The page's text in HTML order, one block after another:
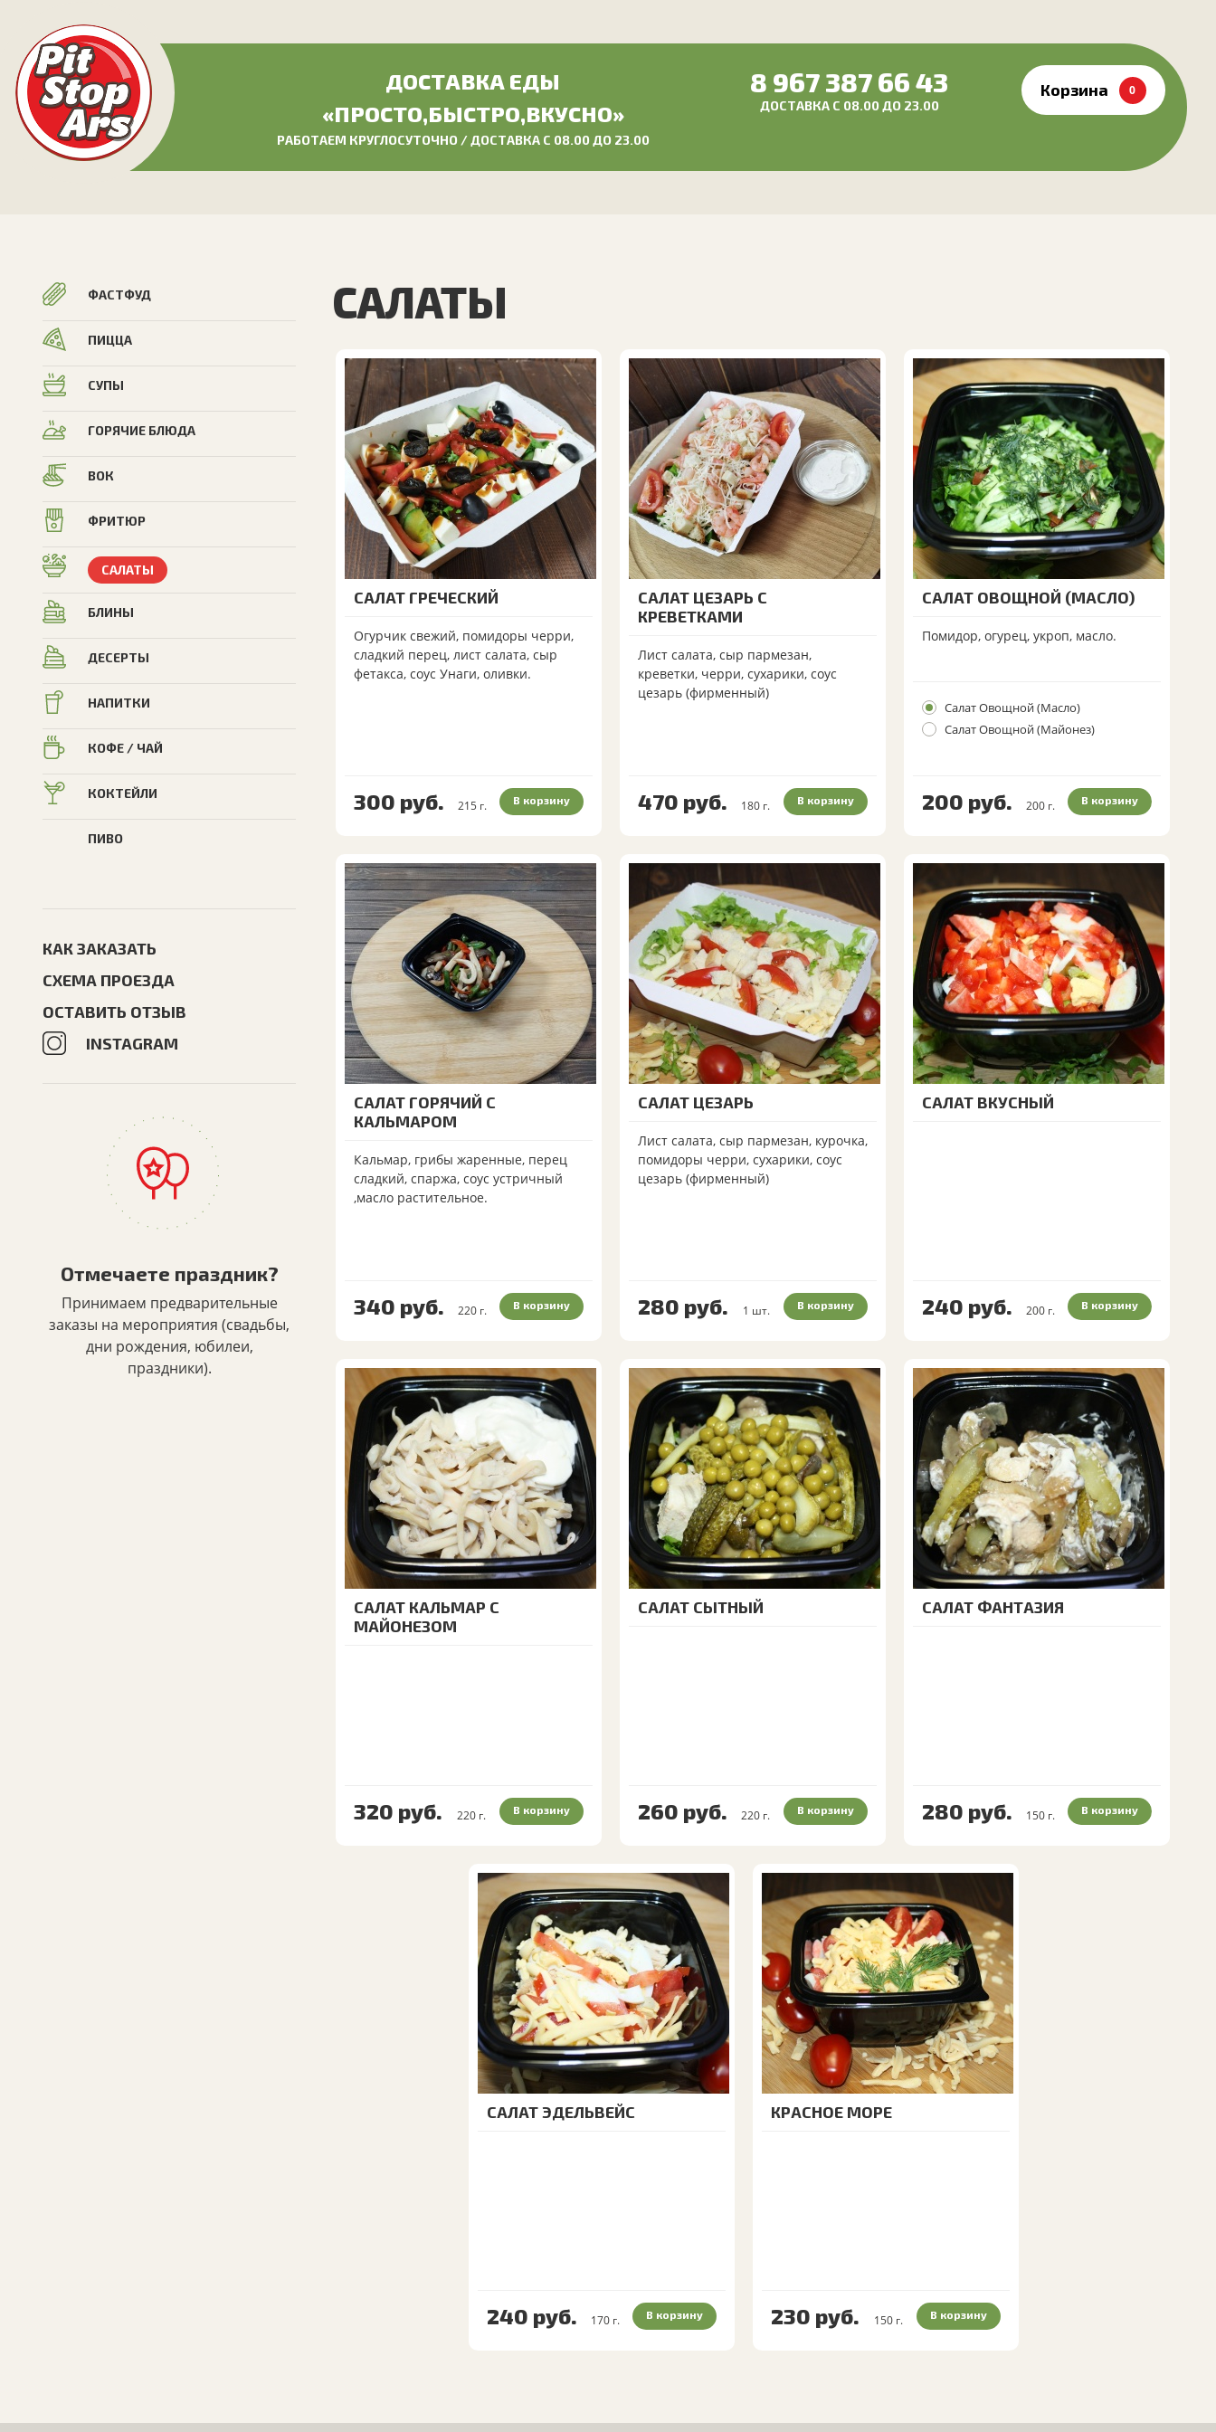
ДОСТАВКА ЕДЫ
«ПРОСТО,БЫСТРО,ВКУСНО»
РАБОТАЕМ КРУГЛОСУТОЧНО / ДОСТАВКА С 08.00 ДО 23.00
8 967 387 66 43
ДОСТАВКА С 08.00 ДО 23.00
Корзина 0
ФАСТФУД
ПИЦЦА
СУПЫ
ГОРЯЧИЕ БЛЮДА
ВОК
ФРИТЮР
САЛАТЫ
БЛИНЫ
ДЕСЕРТЫ
НАПИТКИ
КОФЕ / ЧАЙ
КОКТЕЙЛИ
ПИВО
КАК ЗАКАЗАТЬ
СХЕМА ПРОЕЗДА
ОСТАВИТЬ ОТЗЫВ
INSTAGRAM
Отмечаете праздник?
Принимаем предварительные
заказы на мероприятия (свадьбы,
дни рождения, юбилеи,
праздники).
САЛАТЫ
САЛАТ ГРЕЧЕСКИЙ
Огурчик свежий, помидоры черри,
сладкий перец, лист салата, сыр
фетакса, соус Унаги, оливки.
300 руб. 215 г. В корзину
САЛАТ ЦЕЗАРЬ С
КРЕВЕТКАМИ
Лист салата, сыр пармезан,
креветки, черри, сухарики, соус
цезарь (фирменный)
470 руб. 180 г. В корзину
САЛАТ ОВОЩНОЙ (МАСЛО)
Помидор, огурец, укроп, масло.
Салат Овощной (Масло)
Салат Овощной (Майонез)
200 руб. 200 г. В корзину
САЛАТ ГОРЯЧИЙ С
КАЛЬМАРОМ
Кальмар, грибы жаренные, перец
сладкий, спаржа, соус устричный
,масло растительное.
340 руб. 220 г. В корзину
САЛАТ ЦЕЗАРЬ
Лист салата, сыр пармезан, курочка,
помидоры черри, сухарики, соус
цезарь (фирменный)
280 руб. 1 шт. В корзину
САЛАТ ВКУСНЫЙ
240 руб. 200 г. В корзину
САЛАТ КАЛЬМАР С
МАЙОНЕЗОМ
320 руб. 220 г. В корзину
САЛАТ СЫТНЫЙ
260 руб. 220 г. В корзину
САЛАТ ФАНТАЗИЯ
280 руб. 150 г. В корзину
САЛАТ ЭДЕЛЬВЕЙС
240 руб. 170 г. В корзину
КРАСНОЕ МОРЕ
230 руб. 150 г. В корзину